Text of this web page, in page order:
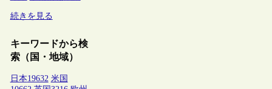
続きを見る
キーワードから検
索（国・地域）
日本19632 米国